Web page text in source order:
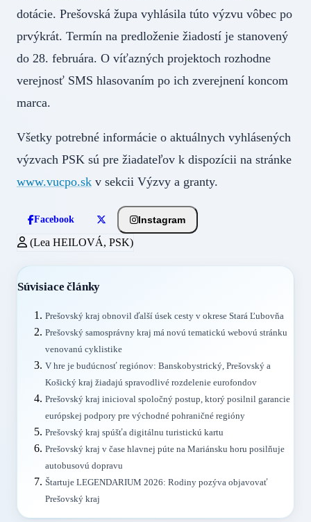
dotácie. Prešovská župa vyhlásila túto výzvu vôbec po
prvýkrát. Termín na predloženie žiadostí je stanovený
do 28. februára. O víťazných projektoch rozhodne
verejnosť SMS hlasovaním po ich zverejnení koncom
marca.
Všetky potrebné informácie o aktuálnych vyhlásených
výzvach PSK sú pre žiadateľov k dispozícii na stránke
www.vucpo.sk v sekcii Výzvy a granty.
Facebook Instagram
(Lea HEILOVÁ, PSK)
Súvisiace články
Prešovský kraj obnovil ďalší úsek cesty v okrese Stará Ľubovňa
Prešovský samosprávny kraj má novú tematickú webovú stránku
venovanú cyklistike
V hre je budúcnosť regiónov: Banskobystrický, Prešovský a
Košický kraj žiadajú spravodlivé rozdelenie eurofondov
Prešovský kraj inicioval spoločný postup, ktorý posilnil garancie
európskej podpory pre východné pohraničné regióny
Prešovský kraj spúšťa digitálnu turistickú kartu
Prešovský kraj v čase hlavnej púte na Mariánsku horu posilňuje
autobusovú dopravu
Štartuje LEGENDARIUM 2026: Rodiny pozýva objavovať
Prešovský kraj